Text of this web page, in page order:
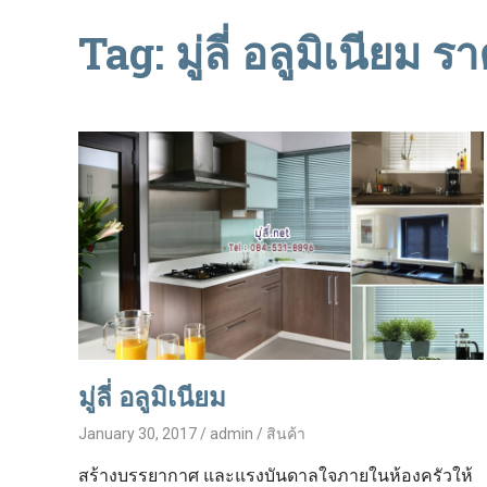
Tag: มู่ลี่ อลูมิเนียม ร
มู่ลี่ อลูมิเนียม
January 30, 2017 admin สินค้า
สร้างบรรยากาศ และแรงบันดาลใจภายในห้องครัวให้